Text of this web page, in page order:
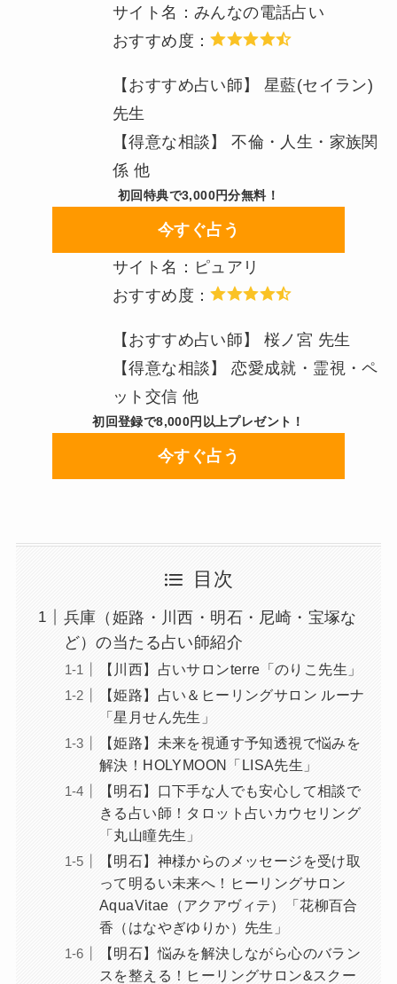
サイト名：みんなの電話占い
おすすめ度：
【おすすめ占い師】 星藍(セイラン)
先生
【得意な相談】 不倫・人生・家族関
係 他
初回特典で3,000円分無料！
今すぐ占う
サイト名：ピュアリ
おすすめ度：
【おすすめ占い師】 桜ノ宮 先生
【得意な相談】 恋愛成就・霊視・ペ
ット交信 他
初回登録で8,000円以上プレゼント！
今すぐ占う
目次
兵庫（姫路・川西・明石・尼崎・宝塚な
ど）の当たる占い師紹介
【川西】占いサロンterre「のりこ先生」
【姫路】占い＆ヒーリングサロン ルーナ
「星月せん先生」
【姫路】未来を視通す予知透視で悩みを
解決！HOLYMOON「LISA先生」
【明石】口下手な人でも安心して相談で
きる占い師！タロット占いカウセリング
「丸山瞳先生」
【明石】神様からのメッセージを受け取
って明るい未来へ！ヒーリングサロン
AquaVitae（アクアヴィテ）「花柳百合
香（はなやぎゆりか）先生」
【明石】悩みを解決しながら心のバラン
スを整える！ヒーリングサロン&スクー